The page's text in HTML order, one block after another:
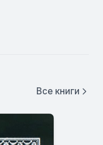
Все книги